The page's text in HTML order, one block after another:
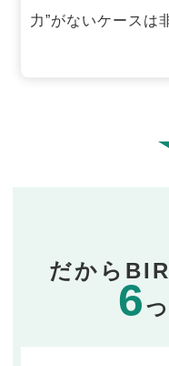
力”がないケースは
だから
6